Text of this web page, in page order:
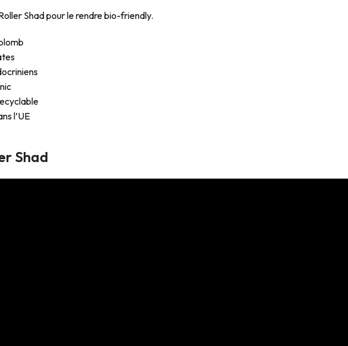
Shad pour le rendre bio-friendly.
l’UE
Shad